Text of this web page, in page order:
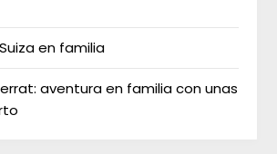
en familia
aventura en familia con unas